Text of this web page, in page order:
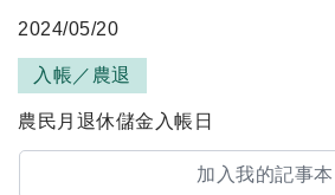
2024/05/20
入帳／農退
農民月退休儲金入帳日
加入我的記事本